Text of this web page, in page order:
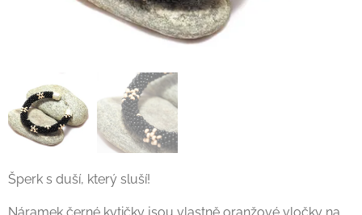
Šperk s duší, který sluší!